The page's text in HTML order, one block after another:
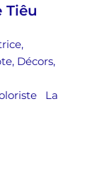
Tiêu
Décors,
La